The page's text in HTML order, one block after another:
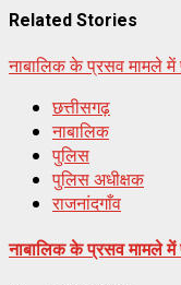
Related Stories
नाबालिक के प्रसव मामले में
छत्तीसगढ़
नाबालिक
पुलिस
पुलिस अधीक्षक
राजनांदगाँव
नाबालिक के प्रसव मामले में